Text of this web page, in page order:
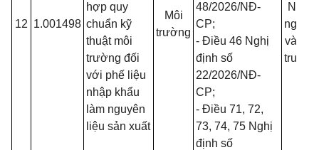
12 1.001498
hợp quy
chuẩn kỹ
thuật môi
trường đối
với phế liệu
nhập khẩu
làm nguyên
liệu sản xuất
Môi
trường
48/2026/NĐ-
CP;
- Điều 46 Nghị
định số
22/2026/NĐ-
CP;
- Điều 71, 72,
73, 74, 75 Nghị
định số
Nông
nghiệp
và Môi
trường